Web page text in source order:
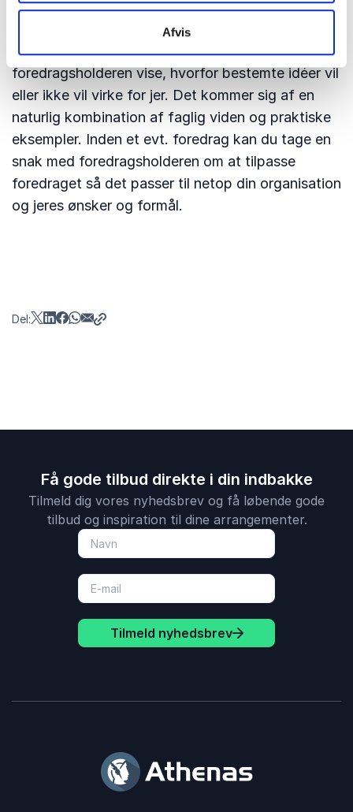
Afvis
arbejdsmetoder og organisationer. De bruger alle
deres erfaringer og tager dem med ind i din
organisation. Med praktiske eksempler kan
foredragsholderen vise, hvorfor bestemte idéer vil
eller ikke vil virke for jer. Det kommer sig af en
naturlig kombination af faglig viden og praktiske
eksempler. Inden et evt. foredrag kan du tage en
snak med foredragsholderen om at tilpasse
foredraget så det passer til netop din organisation
og jeres ønsker og formål.
Del:
Få gode tilbud direkte i din indbakke
Tilmeld dig vores nyhedsbrev og få løbende gode
tilbud og inspiration til dine arrangementer.
Tilmeld nyhedsbrev